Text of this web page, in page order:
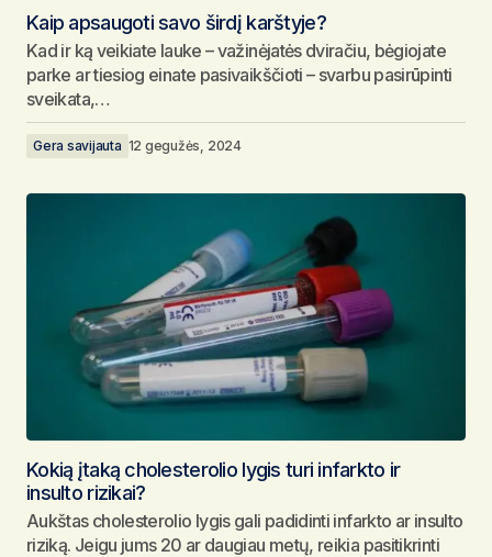
Kaip apsaugoti savo širdį karštyje?
Kad ir ką veikiate lauke – važinėjatės dviračiu, bėgiojate
parke ar tiesiog einate pasivaikščioti – svarbu pasirūpinti
sveikata,…
Gera savijauta 12 gegužės, 2024
Kokią įtaką cholesterolio lygis turi infarkto ir
insulto rizikai?
Aukštas cholesterolio lygis gali padidinti infarkto ar insulto
riziką. Jeigu jums 20 ar daugiau metų, reikia pasitikrinti